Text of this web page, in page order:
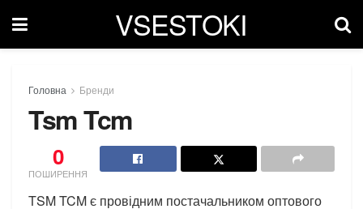
VSESTOKI
Головна Бренди
Tsm Tcm
0
ПОШИРЕННЯ
TSM TCM є провідним постачальником оптового